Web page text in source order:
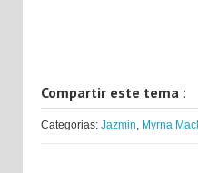
Compartir este tema :
Categorias: Jazmin, Myrna